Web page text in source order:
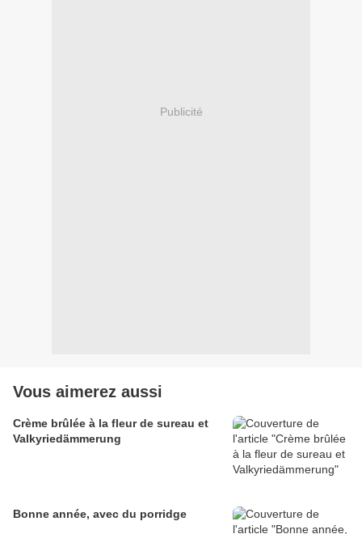
Publicité
Vous aimerez aussi
Crème brûlée à la fleur de sureau et
Valkyriedämmerung
Bonne année, avec du porridge